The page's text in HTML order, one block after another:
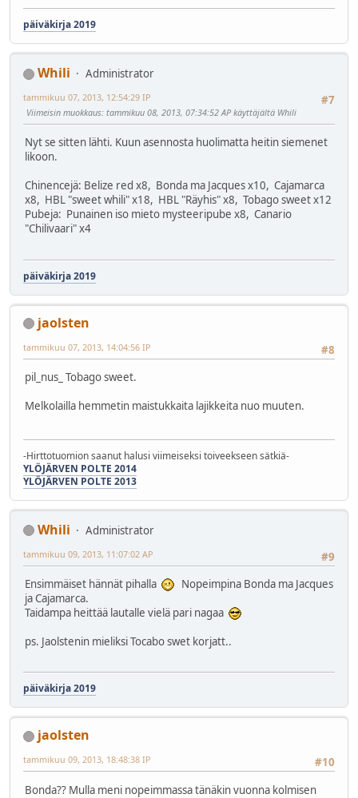
päiväkirja 2019
Whili
Administrator
#7
tammikuu 07, 2013, 12:54:29 IP
Viimeisin muokkaus: tammikuu 08, 2013, 07:34:52 AP käyttäjältä Whili
Nyt se sitten lähti. Kuun asennosta huolimatta heitin siemenet
likoon.
Chinencejä: Belize red x8, Bonda ma Jacques x10, Cajamarca
x8, HBL "sweet whili" x18, HBL "Räyhis" x8, Tobago sweet x12
Pubeja: Punainen iso mieto mysteeripube x8, Canario
"Chilivaari" x4
päiväkirja 2019
jaolsten
#8
tammikuu 07, 2013, 14:04:56 IP
pil_nus_ Tobago sweet.
Melkolailla hemmetin maistukkaita lajikkeita nuo muuten.
-Hirttotuomion saanut halusi viimeiseksi toiveekseen sätkiä-
YLÖJÄRVEN POLTE 2014
YLÖJÄRVEN POLTE 2013
Whili
Administrator
#9
tammikuu 09, 2013, 11:07:02 AP
Ensimmäiset hännät pihalla
Nopeimpina Bonda ma Jacques
ja Cajamarca.
Taidampa heittää lautalle vielä pari nagaa
ps. Jaolstenin mieliksi Tocabo swet korjatt..
päiväkirja 2019
jaolsten
#10
tammikuu 09, 2013, 18:48:38 IP
Bonda?? Mulla meni nopeimmassa tänäkin vuonna kolmisen